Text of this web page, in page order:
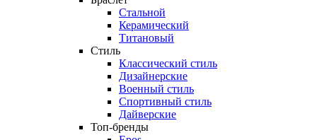
Стальной
Керамический
Титановый
Стиль
Классический стиль
Дизайнерские
Военный стиль
Спортивный стиль
Дайверские
Топ-бренды